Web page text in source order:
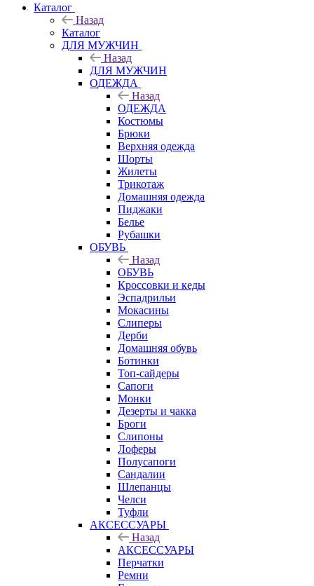
Каталог
Назад
Каталог
ДЛЯ МУЖЧИН
Назад
ДЛЯ МУЖЧИН
ОДЕЖДА
Назад
ОДЕЖДА
Костюмы
Брюки
Верхняя одежда
Шорты
Жилеты
Трикотаж
Домашняя одежда
Пиджаки
Белье
Рубашки
ОБУВЬ
Назад
ОБУВЬ
Кроссовки и кеды
Эспадрильи
Мокасины
Слиперы
Дерби
Домашняя обувь
Ботинки
Топ-сайдеры
Сапоги
Монки
Дезерты и чакка
Броги
Слипоны
Лоферы
Полусапоги
Сандалии
Шлепанцы
Челси
Туфли
АКСЕССУАРЫ
Назад
АКСЕССУАРЫ
Перчатки
Ремни